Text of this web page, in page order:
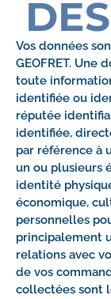
Vos données
GEOFRET. Une
toute
identifiée ou
réputée
identifiée,
par référence à
un ou plusieurs
identité
économique,
personnelles
principalement
relations avec
de vos
collectées sont